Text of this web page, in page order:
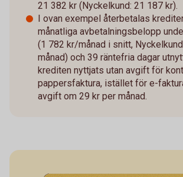
21 382 kr (Nyckelkund: 21 187 kr).
I ovan exempel återbetalas
månatliga avbetalningsbelopp
(1 782 kr/månad i snitt,
månad) och 39 räntefria dagar
krediten nyttjats utan avgift för
pappersfaktura, istället för e-
avgift om 29 kr per månad.